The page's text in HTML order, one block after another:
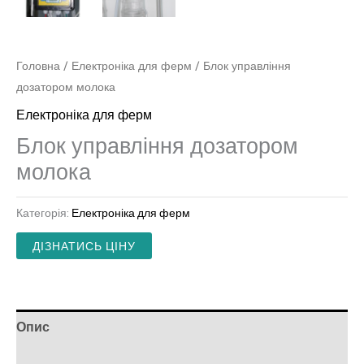
Головна / Електроніка для ферм / Блок управління
дозатором молока
Електроніка для ферм
Блок управління дозатором
молока
Категорія: Електроніка для ферм
ДІЗНАТИСЬ ЦІНУ
Опис